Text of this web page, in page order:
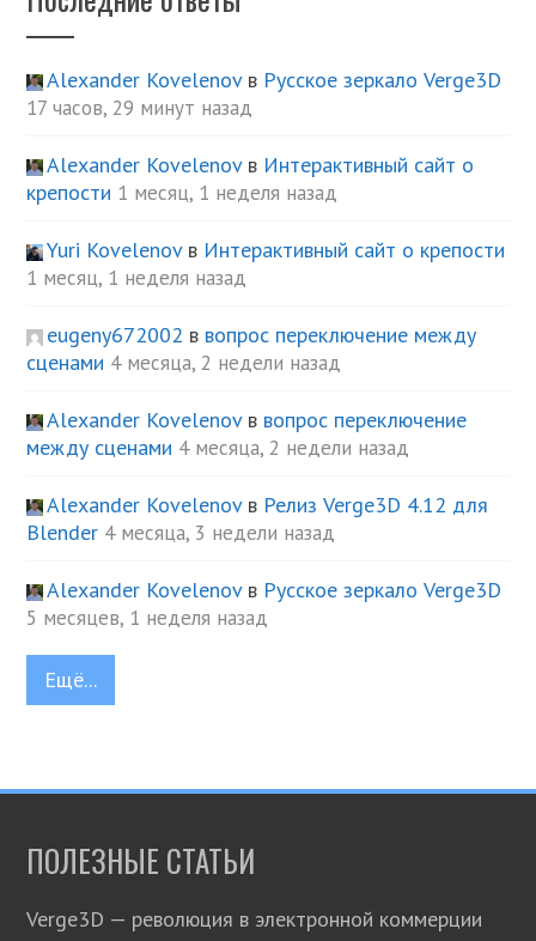
Alexander Kovelenovв Русское зеркало Verge3D
17 часов, 29 минут назад
Alexander Kovelenovв Интерактивный сайт о
крепости 1 месяц, 1 неделя назад
Yuri Kovelenovв Интерактивный сайт о крепости
1 месяц, 1 неделя назад
eugeny672002 в вопрос переключение между
сценами 4 месяца, 2 недели назад
Alexander Kovelenovв вопрос переключение
между сценами 4 месяца, 2 недели назад
Alexander Kovelenovв Релиз Verge3D 4.12 для
Blender 4 месяца, 3 недели назад
Alexander Kovelenovв Русское зеркало Verge3D
5 месяцев, 1 неделя назад
Ещё...
ПОЛЕЗНЫЕ СТАТЬИ
Verge3D — революция в электронной коммерции